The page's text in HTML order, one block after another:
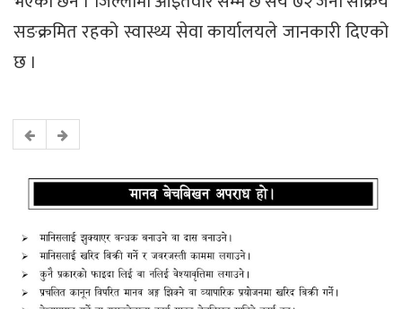
सङक्रमित रहको स्वास्थ्य सेवा कार्यालयले जानकारी दिएको
छ ।